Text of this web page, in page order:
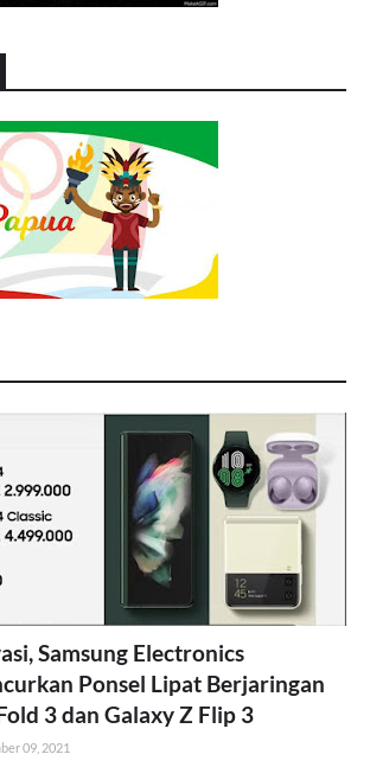
Samsung Electronics
Ponsel Lipat Berjaringan
3 dan Galaxy Z Flip 3
09, 2021